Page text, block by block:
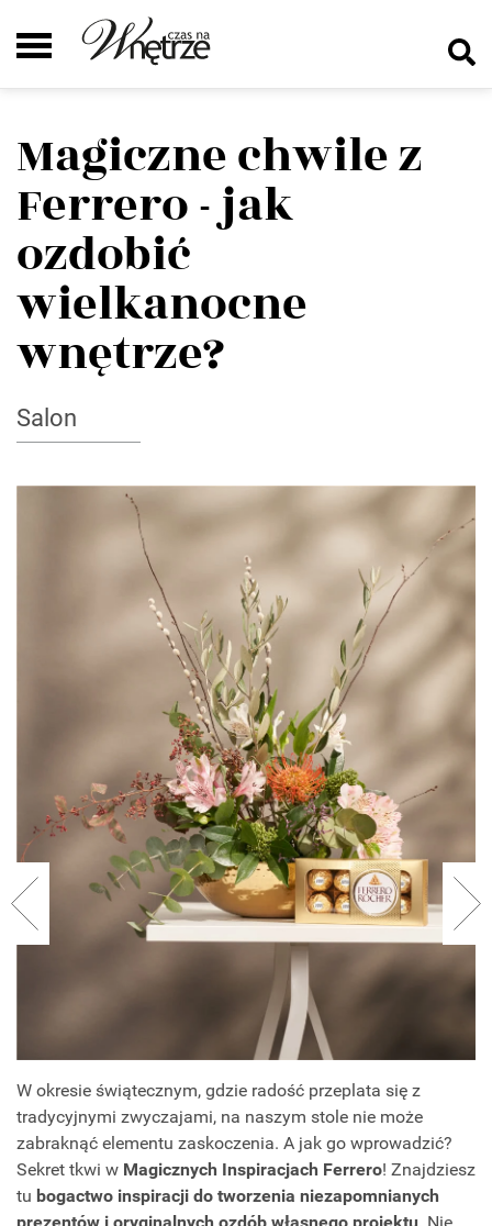
Magiczne chwile z
Ferrero - jak
ozdobić
wielkanocne
wnętrze?
Salon
W okresie świątecznym, gdzie radość przeplata się z
tradycyjnymi zwyczajami, na naszym stole nie może
zabraknąć elementu zaskoczenia. A jak go wprowadzić?
Sekret tkwi w Magicznych Inspiracjach Ferrero! Znajdziesz
tu bogactwo inspiracji do tworzenia niezapomnianych